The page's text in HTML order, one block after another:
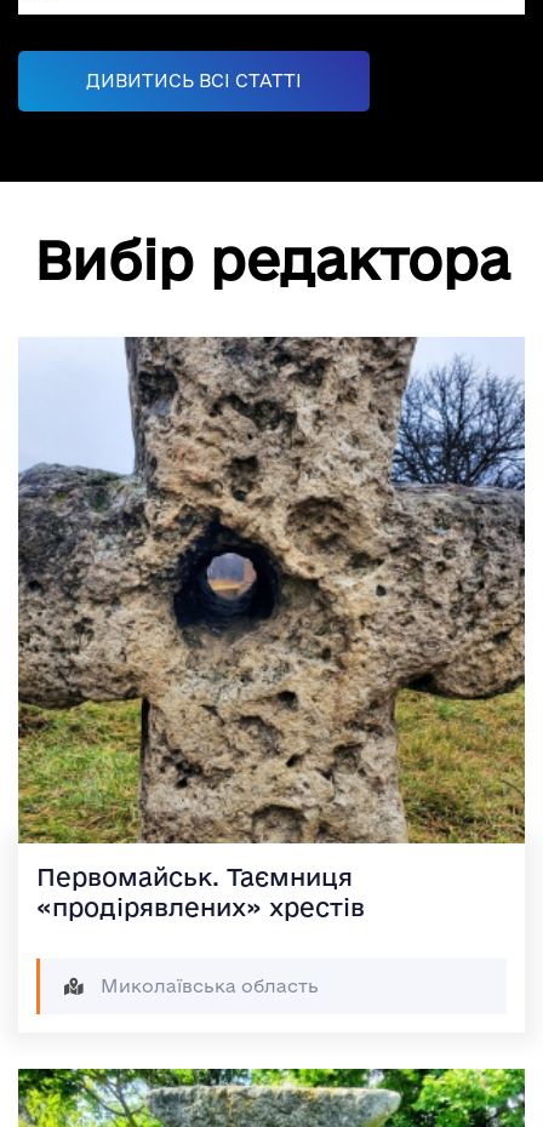
ДИВИТИСЬ ВСІ СТАТТІ
Вибір редактора
Первомайськ. Таємниця
«продірявлених» хрестів
Миколаївська область